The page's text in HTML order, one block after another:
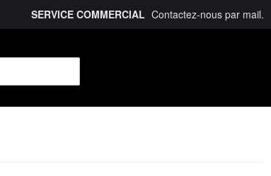
SERVICE COMMERCIAL Contactez-nous par mail.